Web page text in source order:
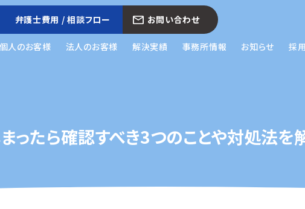
弁護士費用 / 相談フロー お問い合わせ
個人のお客様 法人のお客様 解決実績 事務所情報 お知らせ 採
ったら確認すべき3つのことや対処法を